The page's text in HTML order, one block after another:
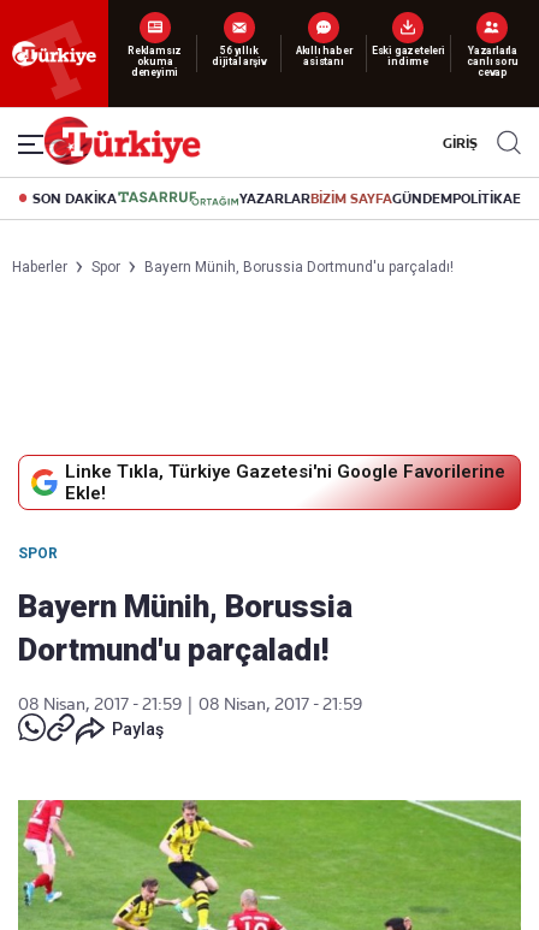
Reklamsız
okuma
deneyimi
56 yıllık
dijital arşiv
Akıllı haber
asistanı
Eski gazeteleri
indirme
Yazarlarla
canlı soru
cevap
GİRİŞ
SON DAKİKA YAZARLARBİZİM SAYFAGÜNDEMPOLİTİKA
Haberler Spor Bayern Münih, Borussia Dortmund'u parçaladı!
Linke Tıkla, Türkiye Gazetesi'ni Google Favorilerine
Ekle!
SPOR
Bayern Münih, Borussia
Dortmund'u parçaladı!
08 Nisan, 2017 - 21:59
08 Nisan, 2017 - 21:59
Paylaş